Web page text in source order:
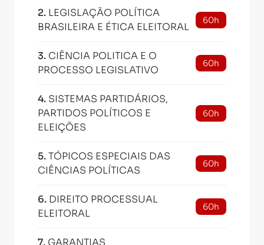
2. LEGISLAÇÃO POLÍTICA
BRASILEIRA E ÉTICA ELEITORAL
60h
3. CIÊNCIA POLITICA E O
PROCESSO LEGISLATIVO
60h
4. SISTEMAS PARTIDÁRIOS,
PARTIDOS POLÍTICOS E
ELEIÇÕES
60h
5.TÓPICOS ESPECIAIS DAS
CIÊNCIAS POLÍTICAS
60h
6. DIREITO PROCESSUAL
ELEITORAL
60h
7. GARANTIAS